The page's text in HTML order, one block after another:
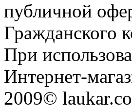
публичной
Гражданского
При
Интернет-
2009©